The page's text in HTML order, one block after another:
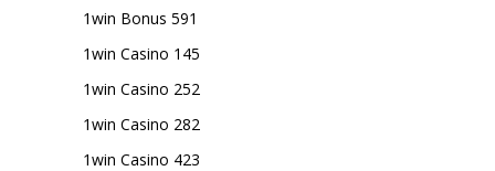
1win Bonus 591
1win Casino 145
1win Casino 252
1win Casino 282
1win Casino 423